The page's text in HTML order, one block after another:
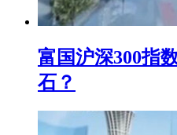
富国沪深300指
石？